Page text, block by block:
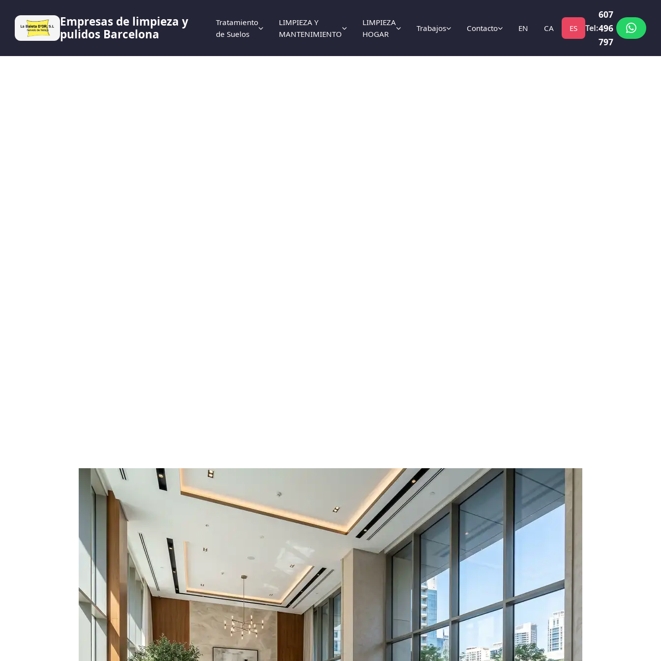
Empresas de limpieza y
pulidos Barcelona
Tratamiento
de Suelos
LIMPIEZA Y
MANTENIMIENTO
LIMPIEZA
HOGAR
Trabajos Contacto EN CA ES Tel:
607
496
797